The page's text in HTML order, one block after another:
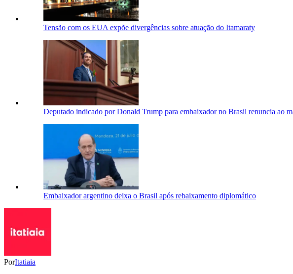
Tensão com os EUA expõe divergências sobre atuação do Itamaraty
Deputado indicado por Donald Trump para embaixador no Brasil renuncia ao
Embaixador argentino deixa o Brasil após rebaixamento diplomático
PorItatiaia